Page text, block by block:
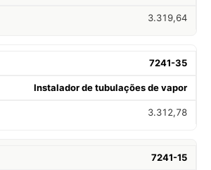
3.319,64
7241-35
Instalador de tubulações de vapor
3.312,78
7241-15